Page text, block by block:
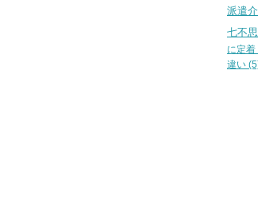
派遣
七不
に定着
違い